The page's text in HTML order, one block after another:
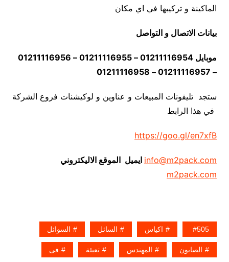
الماكينة و تركيبها في اي مكان
بيانات الاتصال و التواصل
موبايل 01211116954 – 01211116955 – 01211116956
– 01211116957 – 01211116958
ستجد تليفونات المبيعات و عناوين و لوكيشنات فروع الشركة
في هذا الرابط
https://goo.gl/en7xfB
info@m2pack.com ايميل الموقع الاليكتروني
m2pack.com
505 اكياس السائل السوائل
الصابون المهندس تعبئة فى